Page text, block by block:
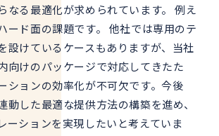
なる最適化が求められています。 例え
ード面の課題です。 他社では専用のテ
設けているケースもありますが、当社
向けのパッケージで対応してきたた
ションの効率化が不可欠です。今後
動した最適な提供方法の構築を進め、
ーションを実現したいと考えていま